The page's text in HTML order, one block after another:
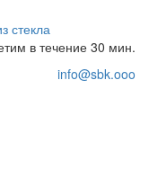
стекла
в течение 30 мин.
info@sbk.ooo